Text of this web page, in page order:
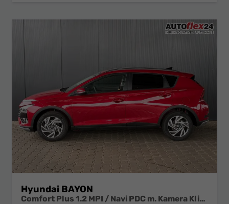
Hyundai BAYON
Comfort Plus 1.2 MPI / Navi PDC m. Kamera Klimaautom./ LED Sitz & Lenkr.Heiz/ Alu16